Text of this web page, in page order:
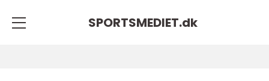
SPORTSMEDIET.dk